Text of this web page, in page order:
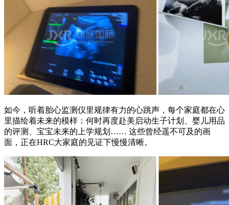
如今，听着胎心监测仪里规律有力的心跳声，每个家庭都在心
里描绘着未来的模样：何时再度赴美启动生子计划、婴儿用品
的评测、宝宝未来的上学规划…… 这些曾经遥不可及的画
面，正在HRC大家庭的见证下慢慢清晰。